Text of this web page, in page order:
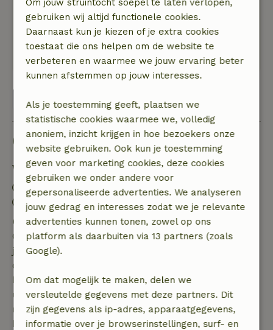
Heerlijk knus en behaaglijk huisje.
Natuur, rust & ruimte: 5
heerlijk plekje midden in de mooie en
verrassend diverse natuur.
Bekijk alle 12 beoordelingen
Goed om te weten
Verblijfdetails
Inchecken: 15:00- 21:00
Uitchecken: 08:00- 11:00
Gratis annuleren binnen 7 dagen
Gratis annuleren binnen 7 dagen na bevestiging van
je boeking, bij een boekingsaanvraag meer dan 28
dagen voor aanvang. Bij een boeking met aanvang
binnen 28 dagen geldt gratis annuleren binnen 24
uur. Bij annulering binnen gestelde periode heb je
recht op volledige terugbetaling van het
boekingsbedrag.
Om jouw struintocht soepel te laten verlopen,
gebruiken wij altijd functionele cookies.
Daarnaast kun je kiezen of je extra cookies
toestaat die ons helpen om de website te
verbeteren en waarmee we jouw ervaring beter
kunnen afstemmen op jouw interesses.
Als je toestemming geeft, plaatsen we
statistische cookies waarmee we, volledig
anoniem, inzicht krijgen in hoe bezoekers onze
website gebruiken. Ook kun je toestemming
geven voor marketing cookies, deze cookies
gebruiken we onder andere voor
gepersonaliseerde advertenties. We analyseren
jouw gedrag en interesses zodat we je relevante
advertenties kunnen tonen, zowel op ons
platform als daarbuiten via 13 partners (zoals
Google).
Om dat mogelijk te maken, delen we
versleutelde gegevens met deze partners. Dit
zijn gegevens als ip-adres, apparaatgegevens,
informatie over je browserinstellingen, surf- en